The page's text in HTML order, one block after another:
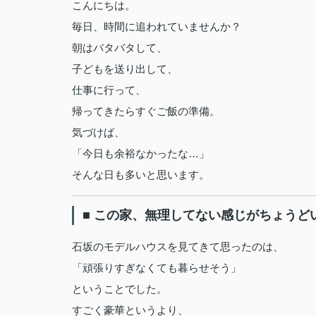
こんにちは。
毎日、時間に追われていませんか？
朝はバタバタして、
子どもを送り出して、
仕事に行って、
帰ってきたらすぐご飯の準備。
気づけば、
「今日も余裕なかったな…」
そんな日も多いと思います。
■ この家、無理してない感じがちょうど
石坂のモデルハウスを見てきて思ったのは、
「頑張りすぎなくても暮らせそう」
ということでした。
すごく豪華というより、